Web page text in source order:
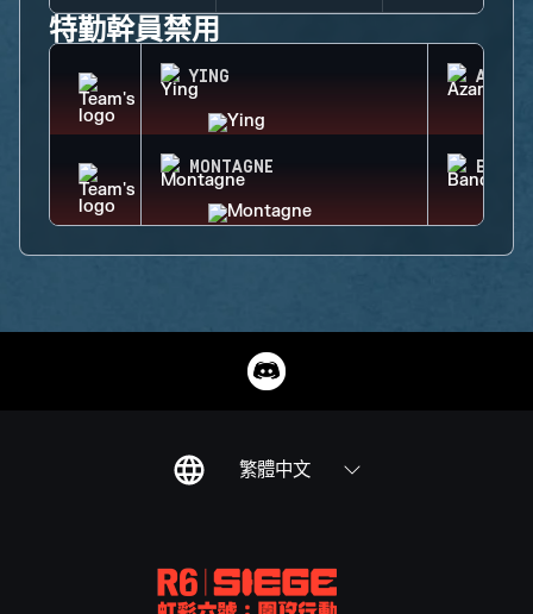
特勤幹員禁用
YING AZAMI
MONTAGNE
繁體中文